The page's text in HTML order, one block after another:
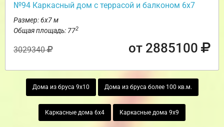
№94 Каркасный дом с террасой и балконом 6х7
Размер: 6х7 м
Общая площадь: 772
3029340 от 2885100
Дома из бруса 9х10 Дома из бруса более 100 кв.м.
Каркасные дома 6х4 Каркасные дома 9х9